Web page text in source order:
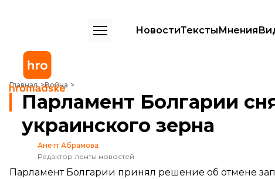
НовостиТекстыМнения
Главная Война
Парламент Болгарии снял запрет на импорт украинского зерна
Парламент Болгарии
украинского зерна
Анетт Абрамова
Редактор ленты новостей
Парламент Болгарии принял решение об отмене